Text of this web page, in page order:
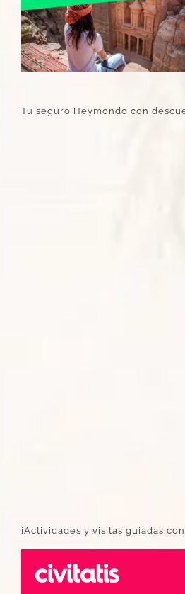
Tu seguro Heymondo con
¡Actividades y visitas guiadas con